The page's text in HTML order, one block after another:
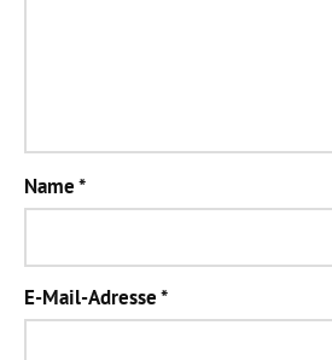
Name*
E-Mail-Adresse*